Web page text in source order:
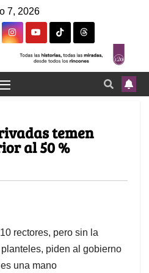
7, 2026
temen
al 50 %
rectores, pero sin la
piden al gobierno
una mano